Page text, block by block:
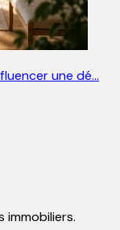
une dé…
immobiliers.